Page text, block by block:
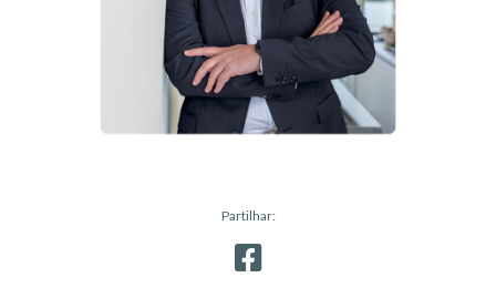
Partilhar: